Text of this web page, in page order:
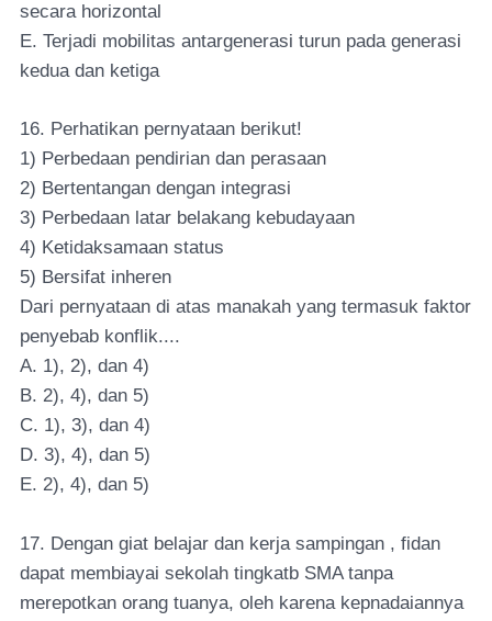
secara horizontal
E. Terjadi mobilitas antargenerasi turun pada generasi
kedua dan ketiga
16. Perhatikan pernyataan berikut!
1) Perbedaan pendirian dan perasaan
2) Bertentangan dengan integrasi
3) Perbedaan latar belakang kebudayaan
4) Ketidaksamaan status
5) Bersifat inheren
Dari pernyataan di atas manakah yang termasuk faktor
penyebab konflik....
A. 1), 2), dan 4)
B. 2), 4), dan 5)
C. 1), 3), dan 4)
D. 3), 4), dan 5)
E. 2), 4), dan 5)
17. Dengan giat belajar dan kerja sampingan , fidan
dapat membiayai sekolah tingkatb SMA tanpa
merepotkan orang tuanya, oleh karena kepnadaiannya